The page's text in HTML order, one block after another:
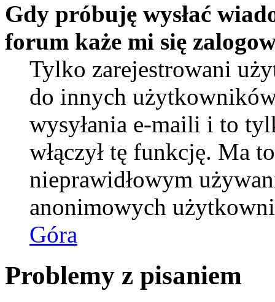
Gdy próbuję wysłać
forum każe mi się
Tylko zarejestrowani
do innych
wysyłania e-maili i to
włączył tę funkcję. Ma
nieprawidłowym
anonimowych
Góra
Problemy z pisaniem